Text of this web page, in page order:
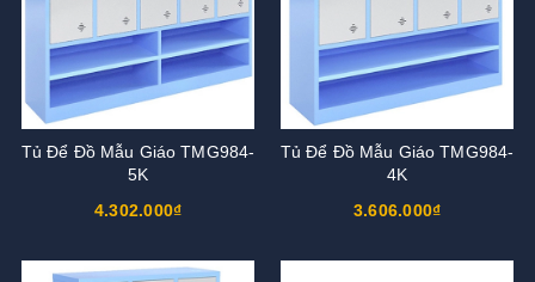
Tủ Để Đồ Mẫu Giáo TMG984-
5K
4.302.000₫
Tủ Để Đồ Mẫu Giáo TMG984-
4K
3.606.000₫